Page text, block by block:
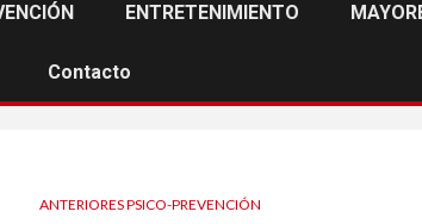
ENTRETENIMIENTO
Contacto
ANTERIORES PSICO-PREVENCIÓN